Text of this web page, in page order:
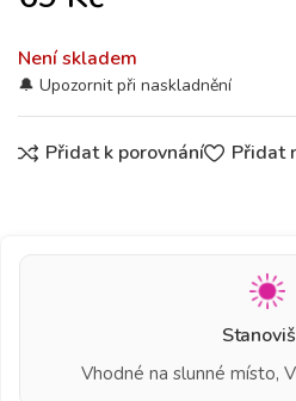
Není skladem
Přidat k porovnání Přidat
Vhodné na slunné místo,